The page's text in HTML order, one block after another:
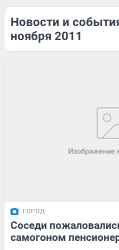
Новости и
ноября 2011
ГОРОД
Соседи
самогоном